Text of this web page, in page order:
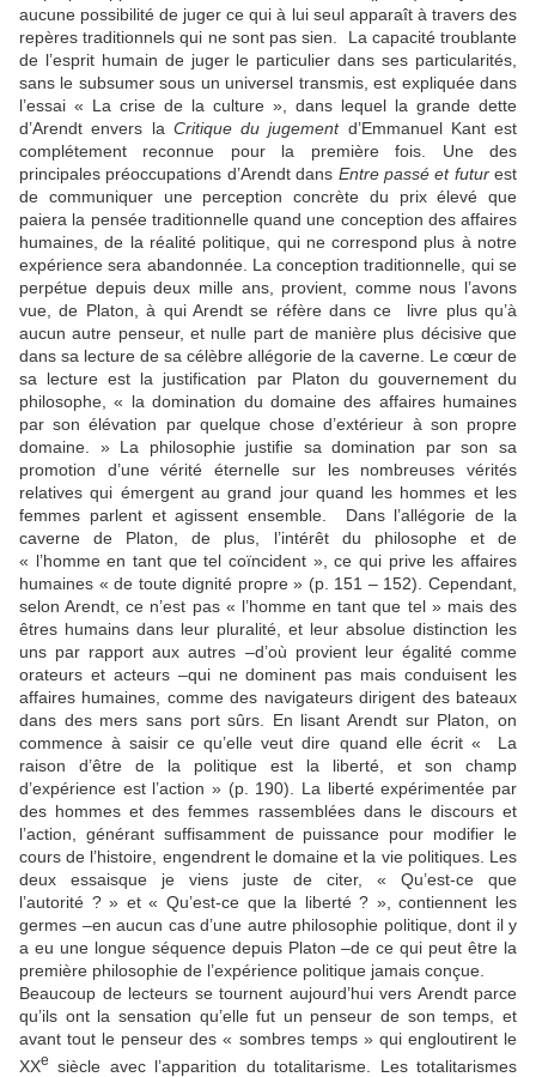
aucune possibilité de juger ce qui à lui seul apparaît à travers des
repères traditionnels qui ne sont pas sien. La capacité troublante
de l’esprit humain de juger le particulier dans ses particularités,
sans le subsumer sous un universel transmis, est expliquée dans
l’essai « La crise de la culture », dans lequel la grande dette
d’Arendt envers la Critique du jugementd’Emmanuel Kant est
complétement reconnue pour la première fois. Une des
principales préoccupations d’Arendt dans Entre passé et futurest
de communiquer une perception concrète du prix élevé que
paiera la pensée traditionnelle quand une conception des affaires
humaines, de la réalité politique, qui ne correspond plus à notre
expérience sera abandonnée. La conception traditionnelle, qui se
perpétue depuis deux mille ans, provient, comme nous l’avons
vue, de Platon, à qui Arendt se réfère dans ce livre plus qu’à
aucun autre penseur, et nulle part de manière plus décisive que
dans sa lecture de sa célèbre allégorie de la caverne. Le cœur de
sa lecture est la justification par Platon du gouvernement du
philosophe, « la domination du domaine des affaires humaines
par son élévation par quelque chose d’extérieur à son propre
domaine. » La philosophie justifie sa domination par son sa
promotion d’une vérité éternelle sur les nombreuses vérités
relatives qui émergent au grand jour quand les hommes et les
femmes parlent et agissent ensemble. Dans l’allégorie de la
caverne de Platon, de plus, l’intérêt du philosophe et de
« l’homme en tant que tel coïncident », ce qui prive les affaires
humaines « de toute dignité propre » (p. 151 – 152). Cependant,
selon Arendt, ce n’est pas « l’homme en tant que tel » mais des
êtres humains dans leur pluralité, et leur absolue distinction les
uns par rapport aux autres –d’où provient leur égalité comme
orateurs et acteurs –qui ne dominent pas mais conduisent les
affaires humaines, comme des navigateurs dirigent des bateaux
dans des mers sans port sûrs. En lisant Arendt sur Platon, on
commence à saisir ce qu’elle veut dire quand elle écrit « La
raison d’être de la politique est la liberté, et son champ
d’expérience est l’action » (p. 190). La liberté expérimentée par
des hommes et des femmes rassemblées dans le discours et
l’action, générant suffisamment de puissance pour modifier le
cours de l’histoire, engendrent le domaine et la vie politiques. Les
deux essaisque je viens juste de citer, « Qu’est-ce que
l’autorité ? » et « Qu’est-ce que la liberté ? », contiennent les
germes –en aucun cas d’une autre philosophie politique, dont il y
a eu une longue séquence depuis Platon –de ce qui peut être la
première philosophie de l’expérience politique jamais conçue.
Beaucoup de lecteurs se tournent aujourd’hui vers Arendt parce
qu’ils ont la sensation qu’elle fut un penseur de son temps, et
avant tout le penseur des « sombres temps » qui engloutirent le
XXe
siècle avec l’apparition du totalitarisme. Les totalitarismes